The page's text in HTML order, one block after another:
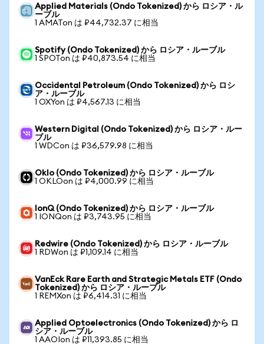
Applied Materials (Ondo Tokenized) から ロシア・ル
ーブル
1 AMATon は ₽44,732.37 に相当
Spotify (Ondo Tokenized) から ロシア・ルーブル
1 SPOTon は ₽40,873.54 に相当
Occidental Petroleum (Ondo Tokenized) から ロシ
ア・ルーブル
1 OXYon は ₽4,567.13 に相当
Western Digital (Ondo Tokenized) から ロシア・ルー
ブル
1 WDCon は ₽36,579.98 に相当
Oklo (Ondo Tokenized) から ロシア・ルーブル
1 OKLOon は ₽4,000.99 に相当
IonQ (Ondo Tokenized) から ロシア・ルーブル
1 IONQon は ₽3,743.95 に相当
Redwire (Ondo Tokenized) から ロシア・ルーブル
1 RDWon は ₽1,109.14 に相当
VanEck Rare Earth and Strategic Metals ETF (Ondo
Tokenized) から ロシア・ルーブル
1 REMXon は ₽6,414.31 に相当
Applied Optoelectronics (Ondo Tokenized) から ロ
シア・ルーブル
1 AAOIon は ₽11,393.85 に相当